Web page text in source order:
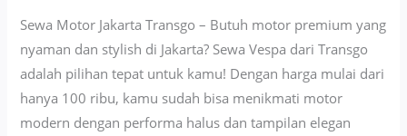
Sewa Motor Jakarta Transgo – Butuh motor premium yang
nyaman dan stylish di Jakarta? Sewa Vespa dari Transgo
adalah pilihan tepat untuk kamu! Dengan harga mulai dari
hanya 100 ribu, kamu sudah bisa menikmati motor
modern dengan performa halus dan tampilan elegan